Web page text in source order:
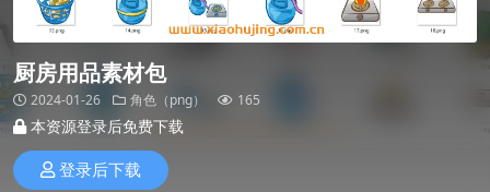
厨房用品素材包
2024-01-26 角色（png） 165
本资源登录后免费下载
登录后下载